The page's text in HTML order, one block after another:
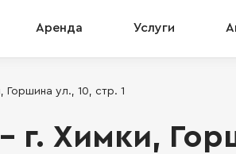
Аренда Услуги
ул., 10, стр. 1
Химки,